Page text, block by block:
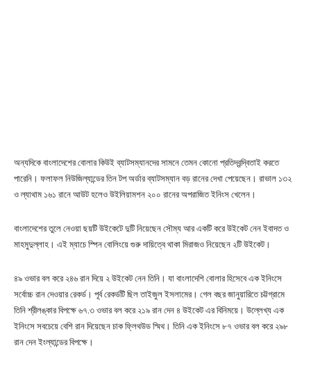
অন্যদিকে বাংলাদেশের বোলার কিউই ব্যাটসম্যানদের সামনে তেমন কোনো প্রতিদ্বন্দ্বিতাই করতে
পারেনি। ফলাফল নিউজিল্যান্ডের তিন টপ অর্ডার ব্যাটসম্যান বড় রানের দেখা পেয়েছেন। রাভাল ১৩২
ও ল্যাথাম ১৬১ রানে আউট হলেও উইলিয়ামশন ২০০ রানের অপরাজিত ইনিংস খেলেন।
বাংলাদেশের তুলে নেওয়া ছয়টি উইকেটে দুটি নিয়েছেন সৌম্য আর একটি করে উইকেট নেন ইবাদত ও
মাহমুদুল্লাহ। এই ম্যাচে স্পিন বোলিংয়ে গুরু দায়িত্বে থাকা মিরাজও নিয়েছেন ২টি উইকেট।
৪৯ ওভার বল করে ২৪৬ রান দিয়ে ২ উইকেট নেন তিনি। যা বাংলাদেশি বোলার হিসেবে এক ইনিংসে
সর্বোচ্চ রান দেওয়ার রেকর্ড। পূর্ব রেকর্ডটি ছিল তাইজুল ইসলামের। গেল বছর জানুয়ারিতে চট্টগ্রামে
তিনি শ্রীলঙ্কার বিপক্ষে ৬৭.৩ ওভার বল করে ২১৯ রান দেন ৪ উইকেট এর বিনিময়ে। উল্লেখ্য এক
ইনিংসে সবচেয়ে বেশি রান দিয়েছেন চাক ফ্লিথউড স্মিথ। তিনি এক ইনিংসে ৮৭ ওভার বল করে ২৯৮
রান দেন ইংল্যান্ডের বিপক্ষে।